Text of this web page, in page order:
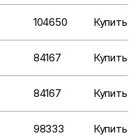
104650 Купить
84167 Купить
84167 Купить
98333 Купить